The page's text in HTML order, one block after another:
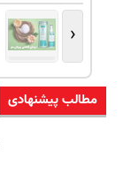
‹
مطالب پیشنهادی